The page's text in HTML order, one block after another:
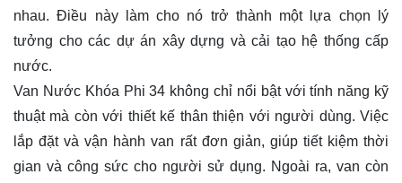
nhau. Điều này làm cho nó trở thành một lựa chọn lý
tưởng cho các dự án xây dựng và cải tạo hệ thống cấp
nước.
Van Nước Khóa Phi 34 không chỉ nổi bật với tính năng kỹ
thuật mà còn với thiết kế thân thiện với người dùng. Việc
lắp đặt và vận hành van rất đơn giản, giúp tiết kiệm thời
gian và công sức cho người sử dụng. Ngoài ra, van còn